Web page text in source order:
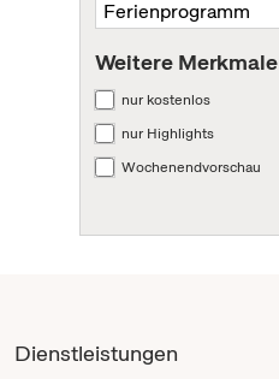
Weitere Merkmale
nur kostenlos
nur Highlights
Wochenendvorschau
Dienstleistungen